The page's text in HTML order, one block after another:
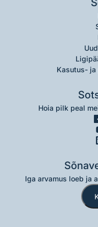
Kasutus-
Hoia pilk peal
Iga arvamus loeb ja